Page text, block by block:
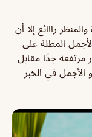
رااائع إلا أن
المطلة على
مرتفعة جدًا مقابل
الأجمل في الخبر